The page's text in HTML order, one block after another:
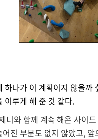
하나가 이 계획이지 않을까
이루게 해 준 것 같다.
니와 함께 계속 해온 사이
진 부분도 없지 않았고,